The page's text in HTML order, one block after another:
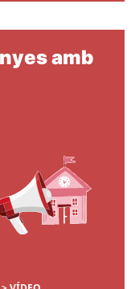
amb